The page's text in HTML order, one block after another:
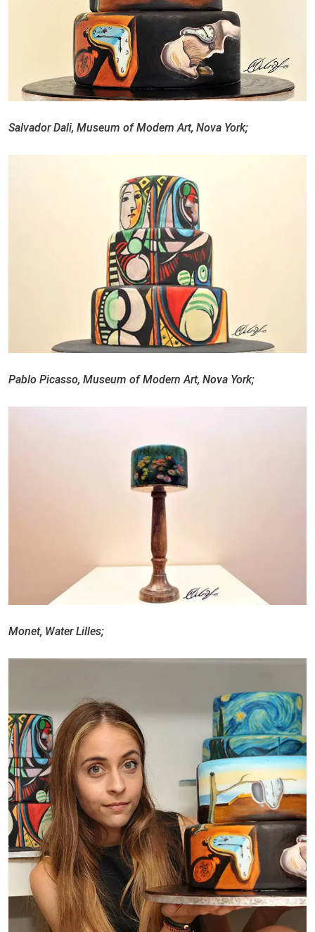
Salvador Dali, Museum of Modern Art, Nova York;
Pablo Picasso, Museum of Modern Art, Nova York;
Monet, Water Lilles;